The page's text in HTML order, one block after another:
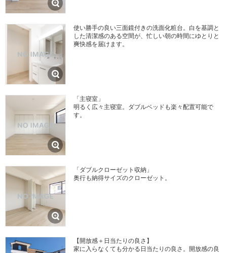
使い勝手の良い三面鏡付きの洗面化粧台。白を基調と
した清潔感のある空間が、忙しい朝の時間にゆとりと
爽快感を届けます。
「主寝室」
明るく広々主寝室。ダブルベッドも楽々配置可能で
す。
「ダブルクローゼット収納」
奥行も納得サイズのクローゼット。
【開放感＋日当たりの良さ】
家に入らなくても分かる日当たりの良さ。開放感の良